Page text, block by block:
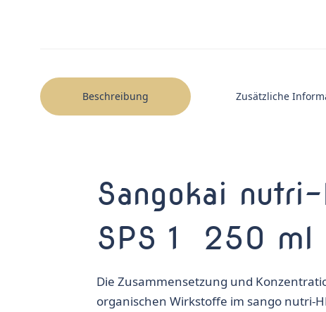
Beschreibung Zusätzliche
Sangokai nutri-
SPS 1 250 ml
Die Zusammensetzung und
organischen Wirkstoffe im sango nutri-